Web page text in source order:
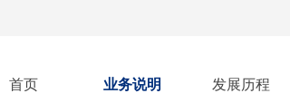
首页 业务说明 发展历程